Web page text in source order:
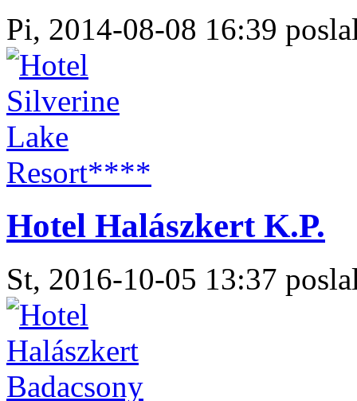
Pi, 2014-08-08 16:39
Hotel Halászkert K.P.
St, 2016-10-05 13:37